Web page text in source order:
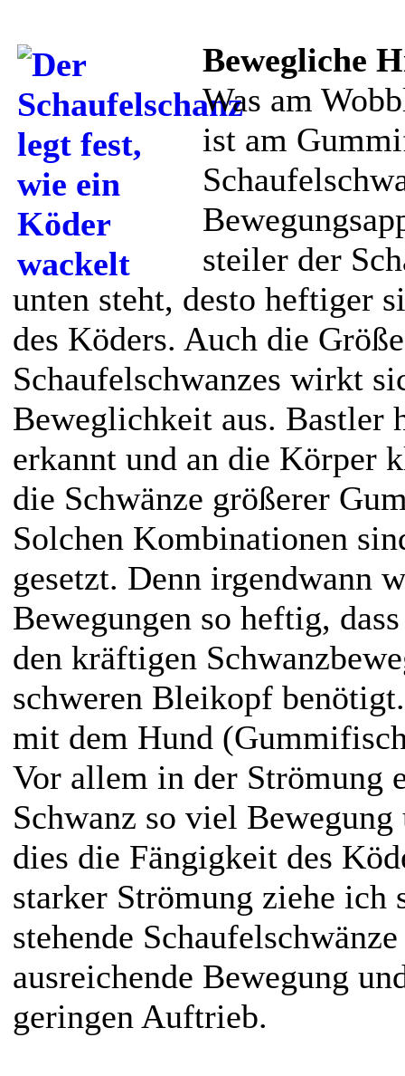
Bewegliche
Was am
ist am
steiler der
unten steht, desto heftiger
des Köders. Auch die
Schaufelschwanzes wirkt
Beweglichkeit aus. Bastler
erkannt und an die Körper
die Schwänze größerer
Solchen Kombinationen
gesetzt. Denn irgendwann
Bewegungen so heftig,
den kräftigen
schweren Bleikopf
mit dem Hund
Vor allem in der Strömung
Schwanz so viel
dies die Fängigkeit des
starker Strömung ziehe ich
stehende
ausreichende Bewegung
geringen Auftrieb.